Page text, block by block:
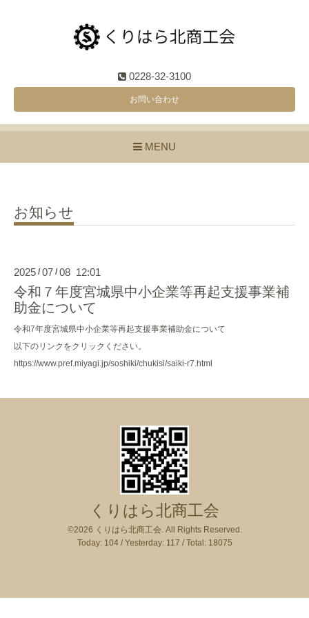
0228-32-3100
お問い合わせ
MENU
お知らせ
2025 / 07 / 08 12:01
令和７年度宮城県中小企業等再起支援事業補
助金について
令和7年度宮城県中小企業等再起支援事業補助金について
以下のリンクをクリックください。
https://www.pref.miyagi.jp/soshiki/chukisi/saiki-r7.html
くりはら北商工会
©2026 くりはら北商工会. All Rights Reserved.
Today: 104/ Yesterday: 117 / Total: 18075